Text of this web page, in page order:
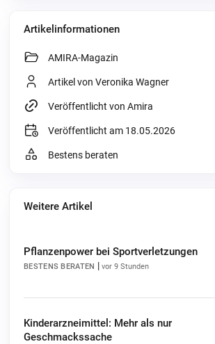
Artikelinformationen
AMIRA-Magazin
Artikel von Veronika Wagner
Veröffentlicht von Amira
Veröffentlicht am 18.05.2026
Bestens beraten
Weitere Artikel
Pflanzenpower bei Sportverletzungen
BESTENS BERATEN | vor 9 Stunden
Kinderarzneimittel: Mehr als nur
Geschmackssache